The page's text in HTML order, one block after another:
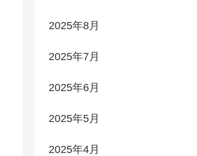
2025年8月
2025年7月
2025年6月
2025年5月
2025年4月